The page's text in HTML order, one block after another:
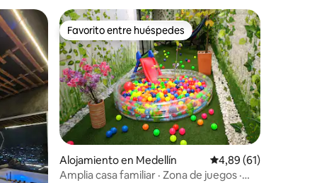
destacadosFavorito entre huéspedes
Favorito entre huéspedes
Alojamiento en Medellín Calificación
4,89 (61)
Amplia casa familiar · Zona de juegos ·